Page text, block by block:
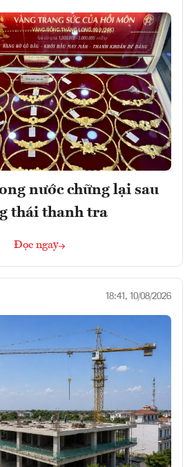
nước chững lại sau
thái thanh tra
Đọc ngay
18:41, 10/08/2026